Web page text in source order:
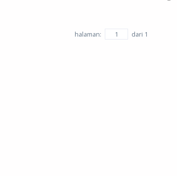
halaman: dari 1